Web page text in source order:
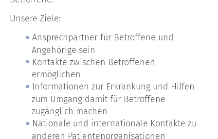
Unsere Ziele:
Ansprechpartner für Betroffene und
Angehörige sein
Kontakte zwischen Betroffenen
ermöglichen
Informationen zur Erkrankung und Hilfen
zum Umgang damit für Betroffene
zugänglich machen
Nationale und internationale Kontakte zu
anderen Patientenorganisationen